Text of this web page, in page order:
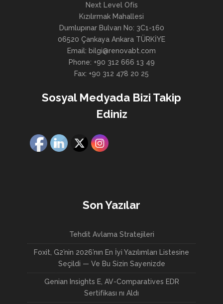
Next Level Ofis
Kızılırmak Mahallesi
Dumlupınar Bulvarı No: 3C1-160
06520 Çankaya Ankara TÜRKİYE
Email: bilgi@renovabt.com
Phone: +90 312 666 13 49
Fax: +90 312 478 20 25
Sosyal Medyada Bizi Takip
Ediniz
Son Yazılar
Tehdit Avlama Stratejileri
Foxit, G2’nin 2026’nın En İyi Yazılımları Listesine
Seçildi — Ve Bu Sizin Sayenizde
Genian Insights E, AV-Comparatives EDR
Sertifikası nı Aldı